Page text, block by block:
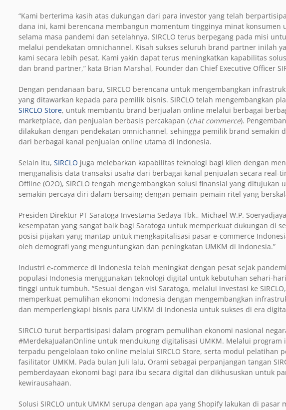
“Kami berterima kasih atas dukungan dari para investor yang telah
dana ini, kami berencana membangun momentum tingginya minat konsumen
selama masa pandemi dan setelahnya. SIRCLO terus berpegang pada misi
melalui pendekatan omnichannel. Kisah sukses seluruh brand partner inilah
kami secara lebih pesat. Kami yakin dapat terus meningkatkan kapabilitas
dan brand partner,” kata Brian Marshal, Founder dan Chief Executive Officer
Dengan pendanaan baru, SIRCLO berencana untuk mengembangkan
yang ditawarkan kepada para pemilik bisnis. SIRCLO telah mengembangkan
SIRCLO Store, untuk membantu brand berjualan online melalui berbagai
marketplace, dan penjualan berbasis percakapan (chat commerce).
dilakukan dengan pendekatan omnichannel, sehingga pemilik brand semakin
dari berbagai kanal penjualan online utama di Indonesia.
Selain itu, SIRCLO juga melebarkan kapabilitas teknologi bagi klien dengan
menganalisis data transaksi usaha dari berbagai kanal penjualan secara real-
Offline (O2O), SIRCLO tengah mengembangkan solusi finansial yang
semakin percaya diri dalam bersaing dengan pemain-pemain ritel yang
Presiden Direktur PT Saratoga Investama Sedaya Tbk., Michael W.P.
kesempatan yang sangat baik bagi Saratoga untuk memperkuat dukungan di
posisi pijakan yang mantap untuk mengkapitalisasi pasar e-commerce
oleh demografi yang menguntungkan dan peningkatan UMKM di Indonesia.”
Industri e-commerce di Indonesia telah meningkat dengan pesat sejak
populasi Indonesia menggunakan teknologi digital untuk kebutuhan sehari-
tinggi untuk tumbuh. “Sesuai dengan visi Saratoga, melalui investasi ke
memperkuat pemulihan ekonomi Indonesia dengan mengembangkan
dan memperlengkapi bisnis para UMKM di Indonesia untuk sukses di era
SIRCLO turut berpartisipasi dalam program pemulihan ekonomi nasional
#MerdekaJualanOnline untuk mendukung digitalisasi UMKM. Melalui program
terpadu pengelolaan toko online melalui SIRCLO Store, serta modul pelatihan
fasilitator UMKM. Pada bulan Juli lalu, Orami sebagai perpanjangan tangan
pemberdayaan ekonomi bagi para ibu secara digital dan dikhususkan untuk
kewirausahaan.
Solusi SIRCLO untuk UMKM serupa dengan apa yang Shopify lakukan di pasar